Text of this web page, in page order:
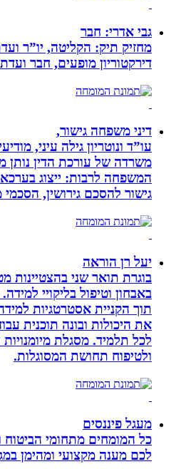
גבי אדרי: חבר
מחזיק תיק: הקליטה, יו”ר ועדת
דירקטוריון מופעים, חבר ועדת
דיני משפחה גישור,
עו”ד ונוטריון גילה עיני, מודיעין,
משרדה של עורכת הדין נותן מענה
המשפחה לרבות: ייצוג בערכאות,
גישור להסכם גירושין, הסכמי ממון,
יעל רן הוראה
בוגרת תואר שני בהצטיינות מטעם
באבחון וטיפול בליקויי למידה.
תוך הקניית אסטרטגיות למידה
את היכולות ובונה תוכנית
לכל תלמיד. מסגלת מיומנויות
ולטיפוח תחושת המסוגלות.
מעגל פיננסים
כל המומחים מתחומי הביטוח
לכם מענה מקצועי ומהימן במגוון